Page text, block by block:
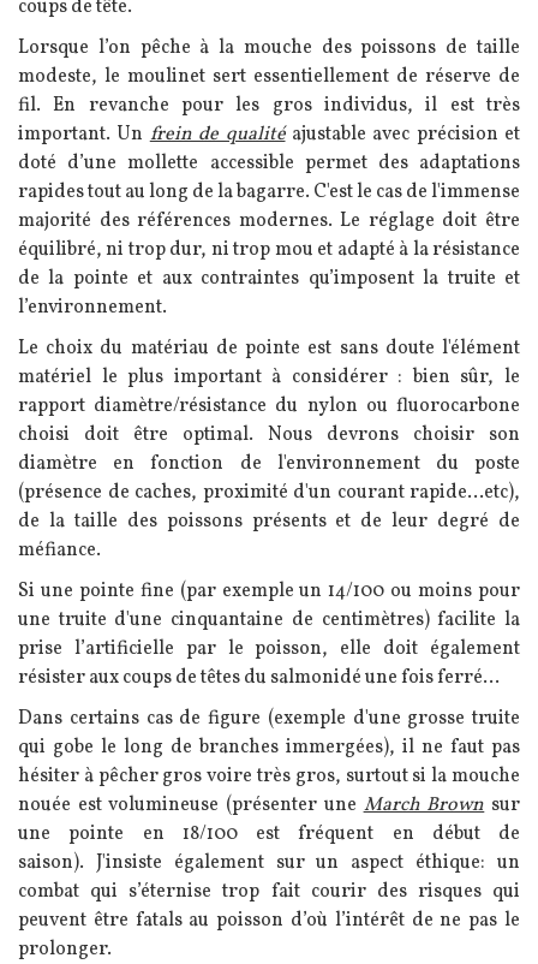
coups de tête.
Lorsque l’on pêche à la mouche des poissons de taille
modeste, le moulinet sert essentiellement de réserve de
fil. En revanche pour les gros individus, il est très
important. Unfrein de qualitéajustable avec précision et
doté d’une mollette accessible permet des adaptations
rapides tout au long de la bagarre. C'est le cas de l'immense
majorité des références modernes. Le réglage doit être
équilibré, ni trop dur, ni trop mou et adapté à la résistance
de la pointe et aux contraintes qu’imposent la truite et
l’environnement.
Le choix du matériau de pointe est sans doute l'élément
matériel le plus important à considérer : bien sûr, le
rapport diamètre/résistance du nylon ou fluorocarbone
choisi doit être optimal. Nous devrons choisir son
diamètre en fonction de l'environnement du poste
(présence de caches, proximité d'un courant rapide...etc),
de la taille des poissons présents et de leur degré de
méfiance.
Si une pointe fine (par exemple un 14/100 ou moins pour
une truite d'une cinquantaine de centimètres) facilite la
prise l’artificielle par le poisson, elle doit également
résister aux coups de têtes du salmonidé une fois ferré...
Dans certains cas de figure (exemple d'une grosse truite
qui gobe le long de branches immergées), il ne faut pas
hésiter à pêcher gros voire très gros, surtout si la mouche
nouée est volumineuse (présenter uneMarch Brownsur
une pointe en 18/100 est fréquent en début de
saison). J'insiste également sur un aspect éthique: un
combat qui s’éternise trop fait courir des risques qui
peuvent être fatals au poisson d’où l’intérêt de ne pas le
prolonger.